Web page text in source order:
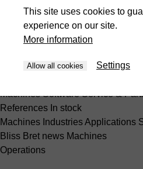
ReferencesIn stock
Presses
MachinesIndustriesApplications
Machines
MachinesSoftwareService &
References In stock
Machines IndustriesApplications
Bliss Bret news Machines
Operations
This site uses cookies to
experience on our site.
More information
Allow all cookies Settings